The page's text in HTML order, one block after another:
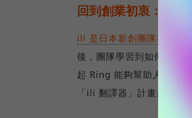
回到創業初衷：「
ili 是日本新創團隊在市面
後，團隊學習到如何整合
起 Ring 能夠幫助人與機
「ili 翻譯器」計畫應運而生